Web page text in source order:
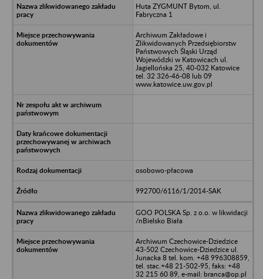
Huta ZYGMUNT Bytom, ul.
Fabryczna 1
Archiwum Zakładowe i
Zlikwidowanych Przedsiębiorstw
Państwowych Śląski Urząd
Wojewódzki w Katowicach ul.
Jagiellońska 25, 40-032 Katowice
tel. 32 326-46-08 lub 09
www.katowice.uw.gov.pl
osobowo-płacowa
992700/6116/1/2014-SAK
GOO POLSKA Sp. z o.o. w likwidacji
/nBielsko Biała
Archiwum Czechowice-Dziedzice
43-502 Czechowice-Dziedzice ul.
Junacka 8 tel. kom. +48 996308859,
tel. stac.+48 21-502-95, faks: +48
32 215 60 89, e-mail: branca@op.pl